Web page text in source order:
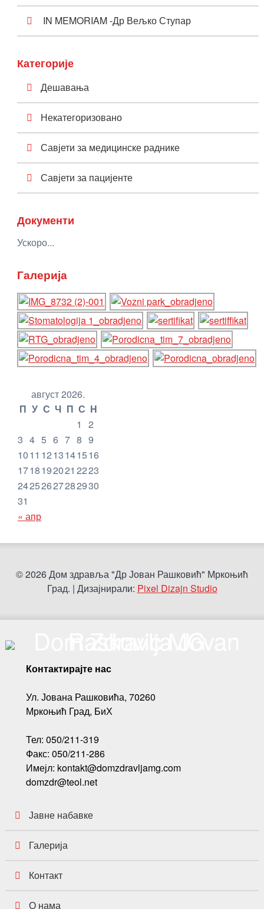
IN MEMORIAM -Др Вељко Ступар
Категорије
Дешавања
Некатегоризовано
Савјети за медицинске раднике
Савјети за пацијенте
Документи
Ускоро...
Галерија
август 2026.
П У С Ч П С Н
« апр
1
2
3 4 5 6 7 8 9
1011 1213141516
1718192021 2223
24252627282930
31
© 2026 Дом здравља "Др Јован Рашковић" Мркоњић
Град. | Дизајнирали: Pixel Dizajn Studio
Контактирајте нас
Ул. Јована Рашковића, 70260
Мркоњић Град, БиХ
Тел: 050/211-319
Факс: 050/211-286
Имејл: kontakt@domzdravljamg.com
domzdr@teol.net
Јавне набавке
Галерија
Контакт
О нама